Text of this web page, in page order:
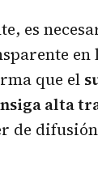
es
en
que el
alta
de